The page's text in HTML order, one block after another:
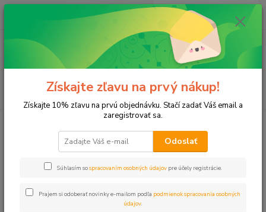
Menu
(Po-Pia, 8-17 hod.)
ks
za0 €
Šachta okrúhla MINI s úchytom
Šachta okrúhla MINI s úchytom
Získajte zľavu na prvý nákup!
Získajte 10% zľavu na prvú objednávku. Stačí zadať Váš email a
zaregistrovať sa.
Odoslať
Súhlasím sospracovaním osobných údajov pre účely registrácie.
Prajem si odoberať novinky e-mailom podľa podmienok spracovania osobných
údajov